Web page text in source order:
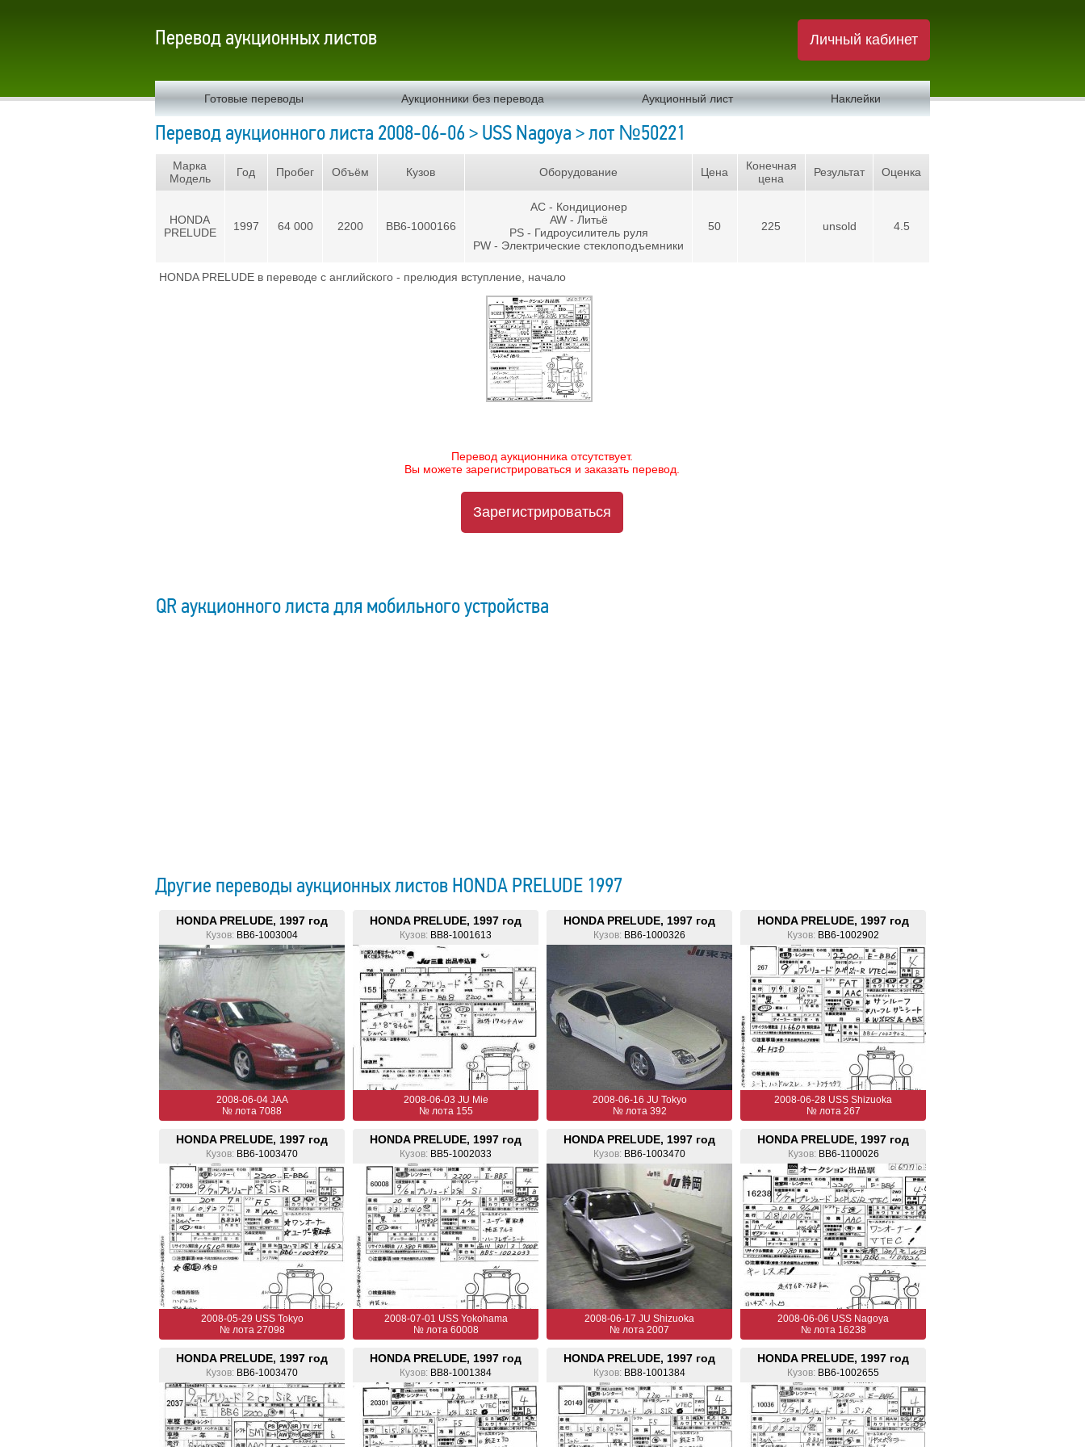
Перевод аукционных листов Личный кабинет
Готовые переводы Аукционники без перевода Аукционный лист Наклейки
Перевод аукционного листа 2008-06-06 > USS Nagoya > лот №50221
Марка
Модель
HONDA
PRELUDE
Год
1997
Пробег
64 000
Объём
2200
Кузов
BB6-1000166
Оборудование
AC - Кондиционер
AW - Литьё
PS - Гидроусилитель руля
PW - Электрические стеклоподъемники
Цена
50
Конечная
цена
225
Результат
unsold
Оценка
4.5
HONDA PRELUDE в переводе с английского - прелюдия вступление, начало
Перевод аукционника отсутствует.
Вы можете зарегистрироваться и заказать перевод.
Зарегистрироваться
QR аукционного листа для мобильного устройства
Другие переводы аукционных листов HONDA PRELUDE 1997
HONDA PRELUDE, 1997 год
Кузов: BB6-1003004
2008-06-04 JAA
№ лота 7088
HONDA PRELUDE, 1997 год
Кузов: BB8-1001613
2008-06-03 JU Mie
№ лота 155
HONDA PRELUDE, 1997 год
Кузов: BB6-1000326
2008-06-16 JU Tokyo
№ лота 392
HONDA PRELUDE, 1997 год
Кузов: BB6-1002902
2008-06-28 USS Shizuoka
№ лота 267
HONDA PRELUDE, 1997 год
Кузов: BB6-1003470
2008-05-29 USS Tokyo
№ лота 27098
HONDA PRELUDE, 1997 год
Кузов: BB5-1002033
2008-07-01 USS Yokohama
№ лота 60008
HONDA PRELUDE, 1997 год
Кузов: BB6-1003470
2008-06-17 JU Shizuoka
№ лота 2007
HONDA PRELUDE, 1997 год
Кузов:BB6-1100026
2008-06-06 USS Nagoya
№ лота 16238
HONDA PRELUDE, 1997 год
Кузов: BB6-1003470
HONDA PRELUDE, 1997 год
Кузов: BB8-1001384
HONDA PRELUDE, 1997 год
Кузов: BB8-1001384
HONDA PRELUDE, 1997 год
Кузов: BB6-1002655